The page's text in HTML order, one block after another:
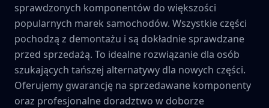
sprawdzonych komponentów do większości
popularnych marek samochodów. Wszystkie części
pochodzą z demontażu i są dokładnie sprawdzane
przed sprzedażą. To idealne rozwiązanie dla osób
szukających tańszej alternatywy dla nowych części.
Oferujemy gwarancję na sprzedawane komponenty
oraz profesjonalne doradztwo w doborze